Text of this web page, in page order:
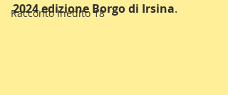
Racconto Inedito 18
2024 edizione Borgo di Irsina.